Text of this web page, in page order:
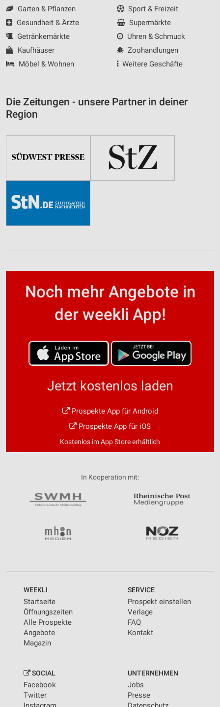
Garten & Pflanzen
Gesundheit & Ärzte
Getränkemärkte
Kaufhäuser
Möbel & Wohnen
Sport & Freizeit
Supermärkte
Uhren & Schmuck
Zoohandlungen
Weitere Geschäfte
Die Zeitungen - unsere Partner in deiner
Region
Noch mehr Angebote in
der weekli App!
Jetzt kostenlos laden
Prospekte App für Android
Prospekte App für iOS
Kostenlos im App Store erhältlich
In Kooperation mit:
WEEKLI
Startseite
Öffnungszeiten
Alle Prospekte
Angebote
Magazin
SERVICE
Prospekt einstellen
Verlage
FAQ
Kontakt
SOCIAL
Facebook
Twitter
UNTERNEHMEN
Jobs
Presse